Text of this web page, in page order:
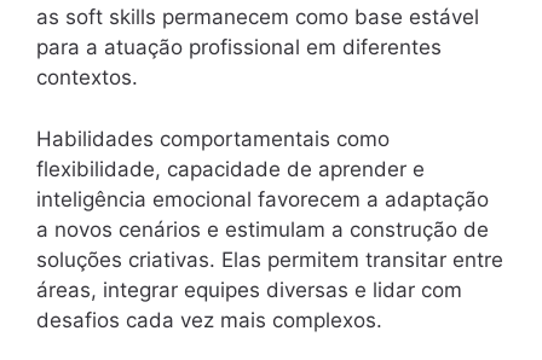
as soft skills permanecem como base estável
para a atuação profissional em diferentes
contextos.
Habilidades comportamentais como
flexibilidade, capacidade de aprender e
inteligência emocional favorecem a adaptação
a novos cenários e estimulam a construção de
soluções criativas. Elas permitem transitar entre
áreas, integrar equipes diversas e lidar com
desafios cada vez mais complexos.